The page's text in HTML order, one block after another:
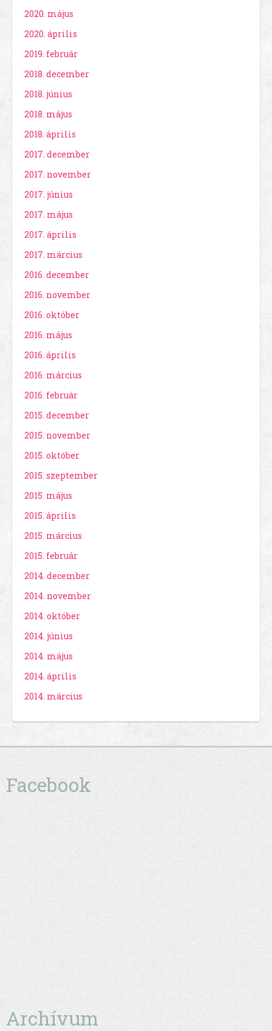
2020. május
2020. április
2019. február
2018. december
2018. június
2018. május
2018. április
2017. december
2017. november
2017. június
2017. május
2017. április
2017. március
2016. december
2016. november
2016. október
2016. május
2016. április
2016. március
2016. február
2015. december
2015. november
2015. október
2015. szeptember
2015. május
2015. április
2015. március
2015. február
2014. december
2014. november
2014. október
2014. június
2014. május
2014. április
2014. március
Facebook
Archívum